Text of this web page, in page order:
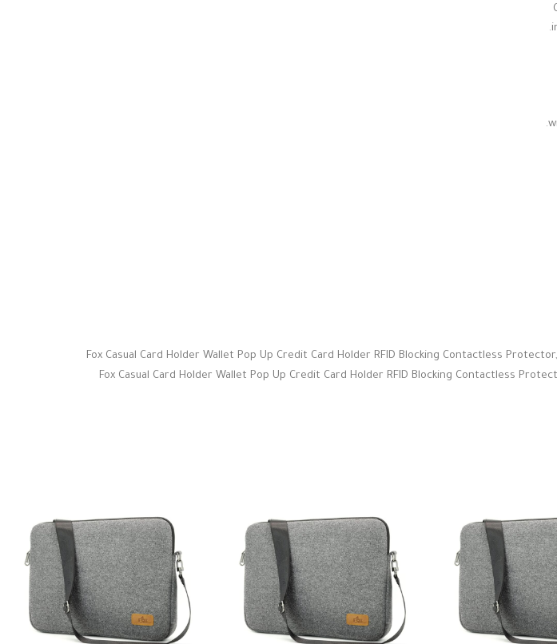
Fox Casual Card Holder Wallet Pop Up Credit Card Holder RFID Blocking Contactless